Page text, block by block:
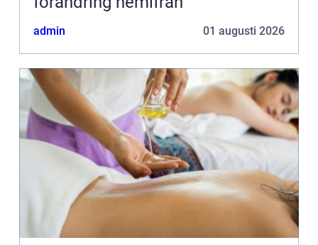
admin 01 augusti 2026